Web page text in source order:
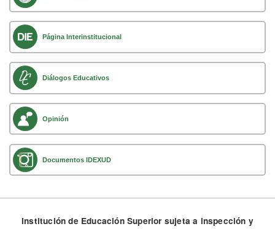
Página Interinstitucional
Diálogos Educativos
Opinión
Documentos IDEXUD
Institución de Educación Superior sujeta a inspección y